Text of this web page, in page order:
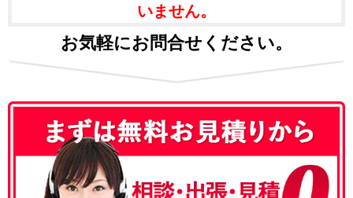
いません。
お気軽にお問合せください。